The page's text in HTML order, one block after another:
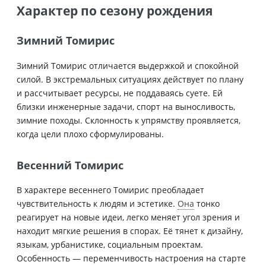
Характер по сезону рождения
Зимний Томирис
Зимний Томирис отличается выдержкой и спокойной
силой. В экстремальных ситуациях действует по плану
и рассчитывает ресурсы, не поддаваясь суете. Ей
близки инженерные задачи, спорт на выносливость,
зимние походы. Склонность к упрямству проявляется,
когда цели плохо сформулированы.
Весенний Томирис
В характере весеннего Томирис преобладает
чувствительность к людям и эстетике. Она тонко
реагирует на новые идеи, легко меняет угол зрения и
находит мягкие решения в спорах. Её тянет к дизайну,
языкам, урбанистике, социальным проектам.
Особенность — переменчивость настроения на старте